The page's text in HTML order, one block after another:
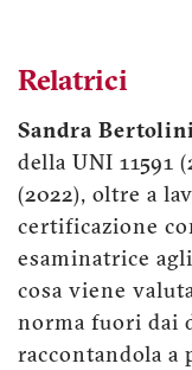
Relatrici
Sandra
della UNI 11591
(2022), oltre a
certificazione
esaminatrice
cosa viene
norma fuori dai
raccontandola